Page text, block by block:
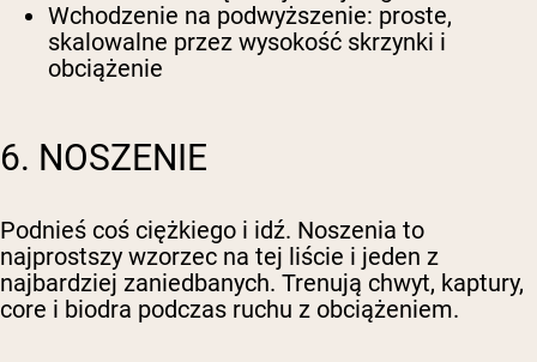
Wchodzenie na podwyższenie: proste,
skalowalne przez wysokość skrzynki i
obciążenie
6. NOSZENIE
Podnieś coś ciężkiego i idź. Noszenia to
najprostszy wzorzec na tej liście i jeden z
najbardziej zaniedbanych. Trenują chwyt, kaptury,
core i biodra podczas ruchu z obciążeniem.